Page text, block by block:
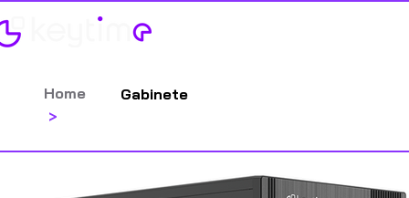
Home
>
Gabinete